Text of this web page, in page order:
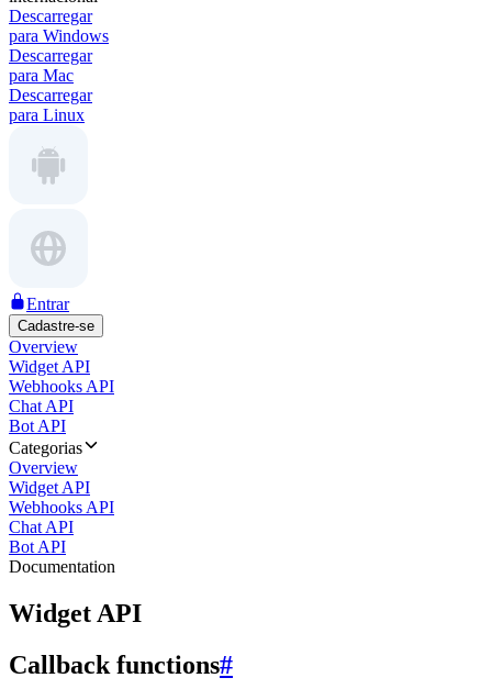
Descarregar
para Windows
Descarregar
para Mac
Descarregar
para Linux
Entrar
Cadastre-se
Overview
Widget API
Webhooks API
Chat API
Bot API
Categorias
Overview
Widget API
Webhooks API
Chat API
Bot API
Documentation
Widget API
Callback functions#